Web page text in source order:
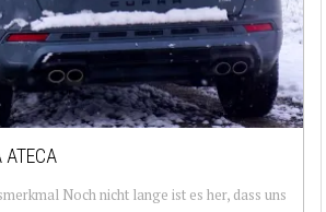
ATECA
Noch nicht lange ist es her, dass uns